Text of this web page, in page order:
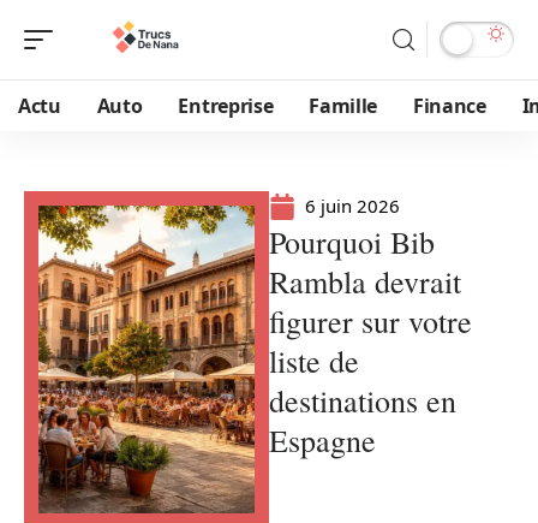
Actu Auto Entreprise Famille Finance
6 juin 2026
Pourquoi Bib
Rambla devrait
figurer sur votre
liste de
destinations en
Espagne